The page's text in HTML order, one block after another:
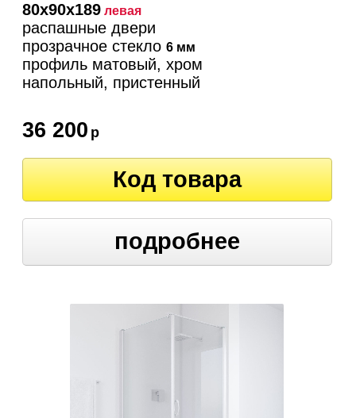
80х90х189 левая
распашные двери
прозрачное стекло6 мм
профиль матовый, хром
напольный, пристенный
36 200 р
Код товара
подробнее